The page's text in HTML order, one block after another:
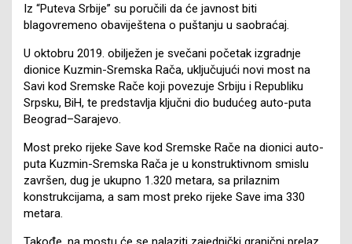
Iz “Puteva Srbije” su poručili da će javnost biti
blagovremeno obaviještena o puštanju u saobraćaj.
U oktobru 2019. obilježen je svečani početak izgradnje
dionice Kuzmin-Sremska Rača, uključujući novi most na
Savi kod Sremske Rače koji povezuje Srbiju i Republiku
Srpsku, BiH, te predstavlja ključni dio budućeg auto-puta
Beograd–Sarajevo.
Most preko rijeke Save kod Sremske Rače na dionici auto-
puta Kuzmin-Sremska Rača je u konstruktivnom smislu
završen, dug je ukupno 1.320 metara, sa prilaznim
konstrukcijama, a sam most preko rijeke Save ima 330
metara.